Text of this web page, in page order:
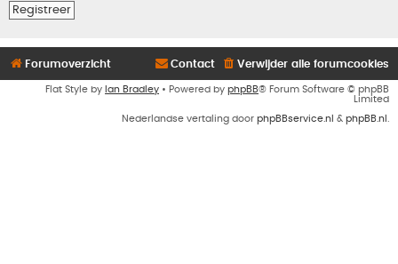
Registreer
Forumoverzicht Verwijder alle forumcookies
Contact
Flat Style by Ian Bradley • Powered by phpBB® Forum Software © phpBB
Limited
Nederlandse vertaling door phpBBservice.nl & phpBB.nl .